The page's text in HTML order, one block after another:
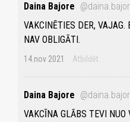
Daina Bajore
VAKCINĒTIES DER, VAJAG.
NAV OBLIGĀTI.
14.nov 2021 Atbildēt
Daina Bajore
VAKCĪNA GLĀBS TEVI NUO